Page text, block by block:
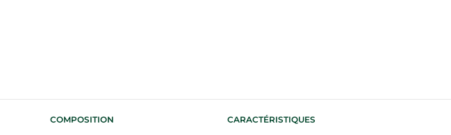
COMPOSITION CARACTÉRISTIQUES